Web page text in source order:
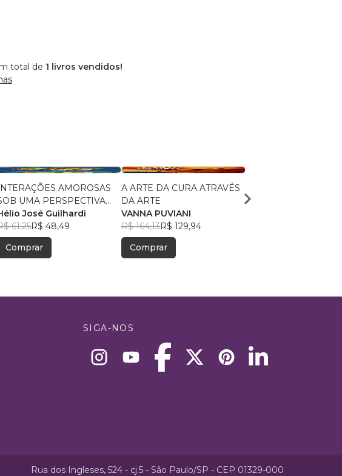
total de 1 livros vendidos!
AMOROSAS
UMA PERSPECTIVA
José Guilhardi
61,25R$ 48,49
Comprar
A ARTE DA CURA ATRAVÉS
DA ARTE
VANNA PUVIANI
R$ 164,13R$ 129,94
Comprar
Gabriel Secco
SIGA-NOS
Rua dos Ingleses, 524 - cj.5 - São Paulo/SP - CEP 01329-000